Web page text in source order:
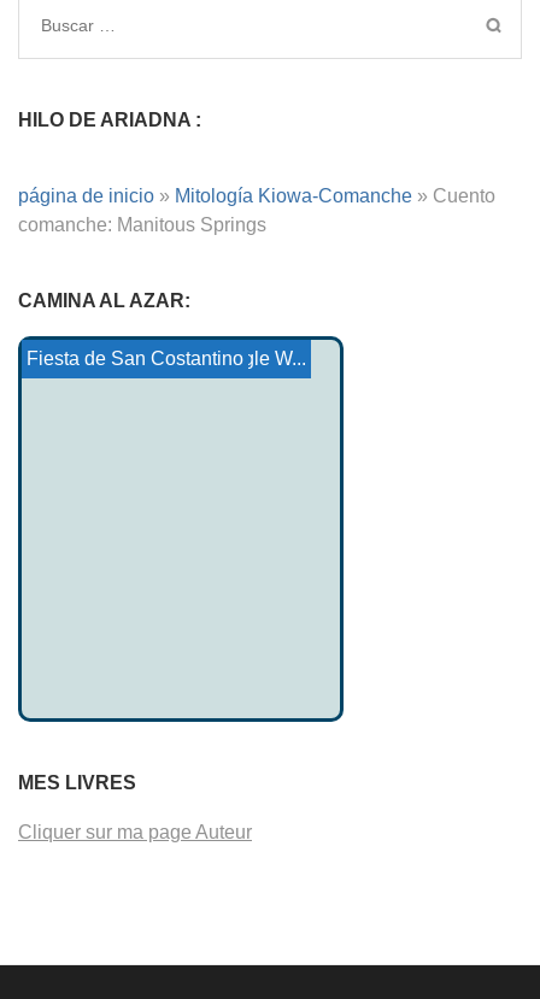
HILO DE ARIADNA :
página de inicio » Mitología Kiowa-Comanche » Cuento
comanche: Manitous Springs
CAMINA AL AZAR:
Cuento Ojibwe: Showandas...
Cuento de Cheyenne: Eagle W...
Piel de sapo Xavier
Mitología maorí
Mitología ibérica
Proezas de la infancia...
Fiesta de San Costantino
MES LIVRES
Cliquer sur ma page Auteur